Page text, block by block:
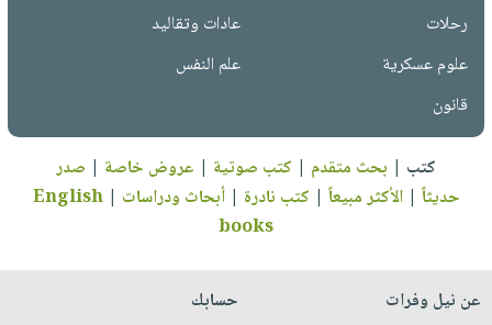
رحلات
عادات وتقاليد
علوم عسكرية
علم النفس
قانون
كتب | بحث متقدم | كتب صوتية | عروض خاصة | صدر
حديثاً |الأكثر مبيعاً | كتب نادرة |أبحاث ودراسات |
English
books
عن نيل وفرات
حسابك